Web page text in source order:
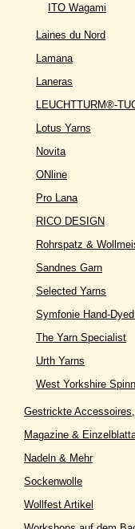
ITO Wagami
Laines du Nord
Lamana
Laneras
LEUCHTTURM®-
Lotus Yarns
Novita
ONline
Pro Lana
RICO DESIGN
Rohrspatz &
Sandnes Garn
Selected Yarns
Symfonie Hand-
The Yarn Specialist
Urth Yarns
West Yorkshire
Gestrickte
Magazine &
Nadeln & Mehr
Sockenwolle
Wollfest Artikel